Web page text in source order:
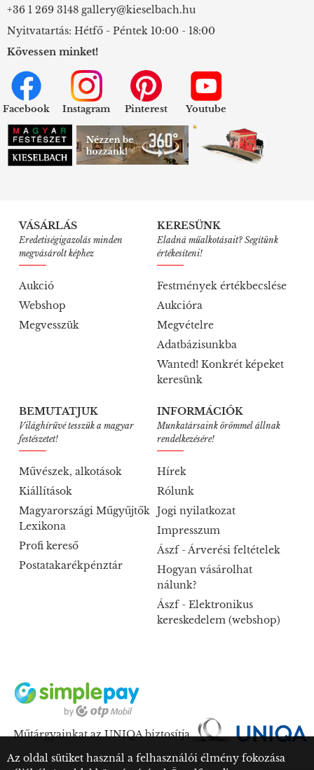
+36 1 269 3148 gallery@kieselbach.hu
Nyitvatartás: Hétfő - Péntek 10:00 - 18:00
Kövessen minket!
Facebook Instagram Pinterest Youtube
VÁSÁRLÁS
Eredetiségigazolás minden
megvásárolt képhez
Aukció
Webshop
Megvesszük
KERESÜNK
Eladná műalkotásait? Segítünk
értékesíteni!
Festmények értékbecslése
Aukcióra
Megvételre
Adatbázisunkba
Wanted! Konkrét képeket
keresünk
BEMUTATJUK
Világhírűvé tesszük a magyar
festészetet!
Művészek, alkotások
Kiállítások
Magyarországi Műgyűjtők
Lexikona
Profi kereső
Postatakarékpénztár
INFORMÁCIÓK
Munkatársaink örömmel állnak
rendelkezésére!
Hírek
Rólunk
Jogi nyilatkozat
Impresszum
Ászf - Árverési feltételek
Hogyan vásárolhat
nálunk?
Ászf - Elektronikus
kereskedelem (webshop)
Műtárgyainkat az UNIQA biztosítja
Az oldal sütiket használ a felhasználói élmény fokozása